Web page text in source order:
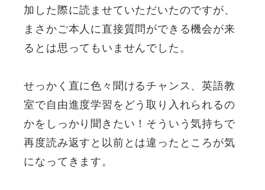
加した際に読ませていただいたのですが、
まさかご本人に直接質問ができる機会が来
るとは思ってもいませんでした。
せっかく直に色々聞けるチャンス、英語教
室で自由進度学習をどう取り入れられるの
かをしっかり聞きたい！そういう気持ちで
再度読み返すと以前とは違ったところが気
になってきます。